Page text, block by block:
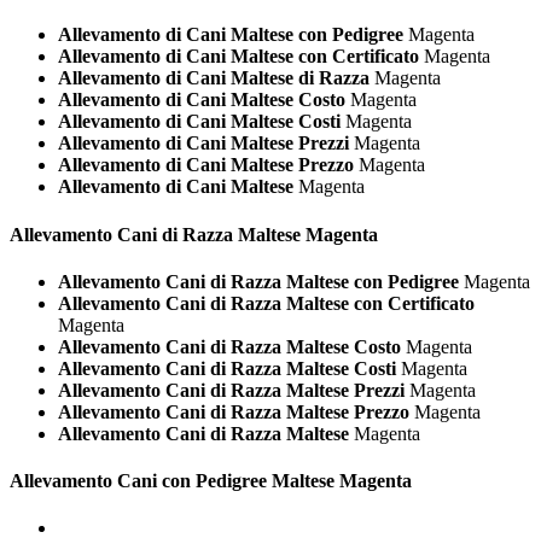
Allevamento di Cani Maltese con Pedigree Magenta
Allevamento di Cani Maltese con Certificato Magenta
Allevamento di Cani Maltese di Razza Magenta
Allevamento di Cani Maltese Costo Magenta
Allevamento di Cani Maltese Costi Magenta
Allevamento di Cani Maltese Prezzi Magenta
Allevamento di Cani Maltese Prezzo Magenta
Allevamento di Cani Maltese Magenta
Allevamento Cani di Razza Maltese Magenta
Allevamento Cani di Razza Maltese con Pedigree Magenta
Allevamento Cani di Razza Maltese con Certificato
Magenta
Allevamento Cani di Razza Maltese Costo Magenta
Allevamento Cani di Razza Maltese Costi Magenta
Allevamento Cani di Razza Maltese Prezzi Magenta
Allevamento Cani di Razza Maltese Prezzo Magenta
Allevamento Cani di Razza Maltese Magenta
Allevamento Cani con Pedigree Maltese Magenta